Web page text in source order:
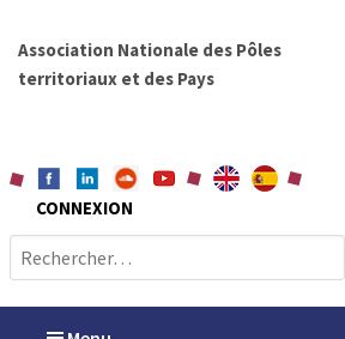
Association Nationale des Pôles
territoriaux et des Pays
CONNEXION
e
c